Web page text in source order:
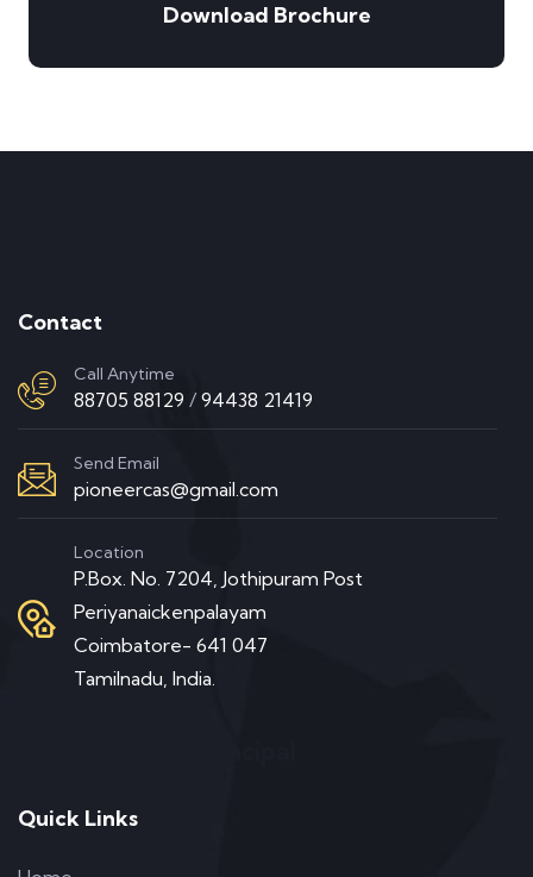
Download Brochure
Contact
Call Anytime
88705 88129 / 94438 21419
Send Email
pioneercas@gmail.com
Location
P.Box. No. 7204, Jothipuram Post
Periyanaickenpalayam
Coimbatore- 641 047
Tamilnadu, India.
Quick Links